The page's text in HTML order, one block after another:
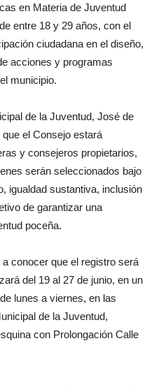
en Materia de Juventud
entre 18 y 29 años, con el
ciudadana en el diseño,
acciones y programas
municipio.
de la Juventud, José de
el Consejo estará
y consejeros propietarios,
serán seleccionados bajo
igualdad sustantiva, inclusión
de garantizar una
poceña.
conocer que el registro será
del 19 al 27 de junio, en un
lunes a viernes, en las
de la Juventud,
con Prolongación Calle